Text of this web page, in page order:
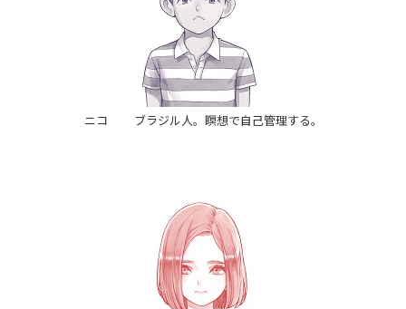
ニコ ブラジル人。瞑想で自己管理する。